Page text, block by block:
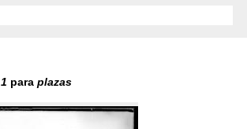
1 para plazas